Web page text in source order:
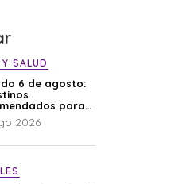
SALUD
6 de agosto:
para
el descanso
2026